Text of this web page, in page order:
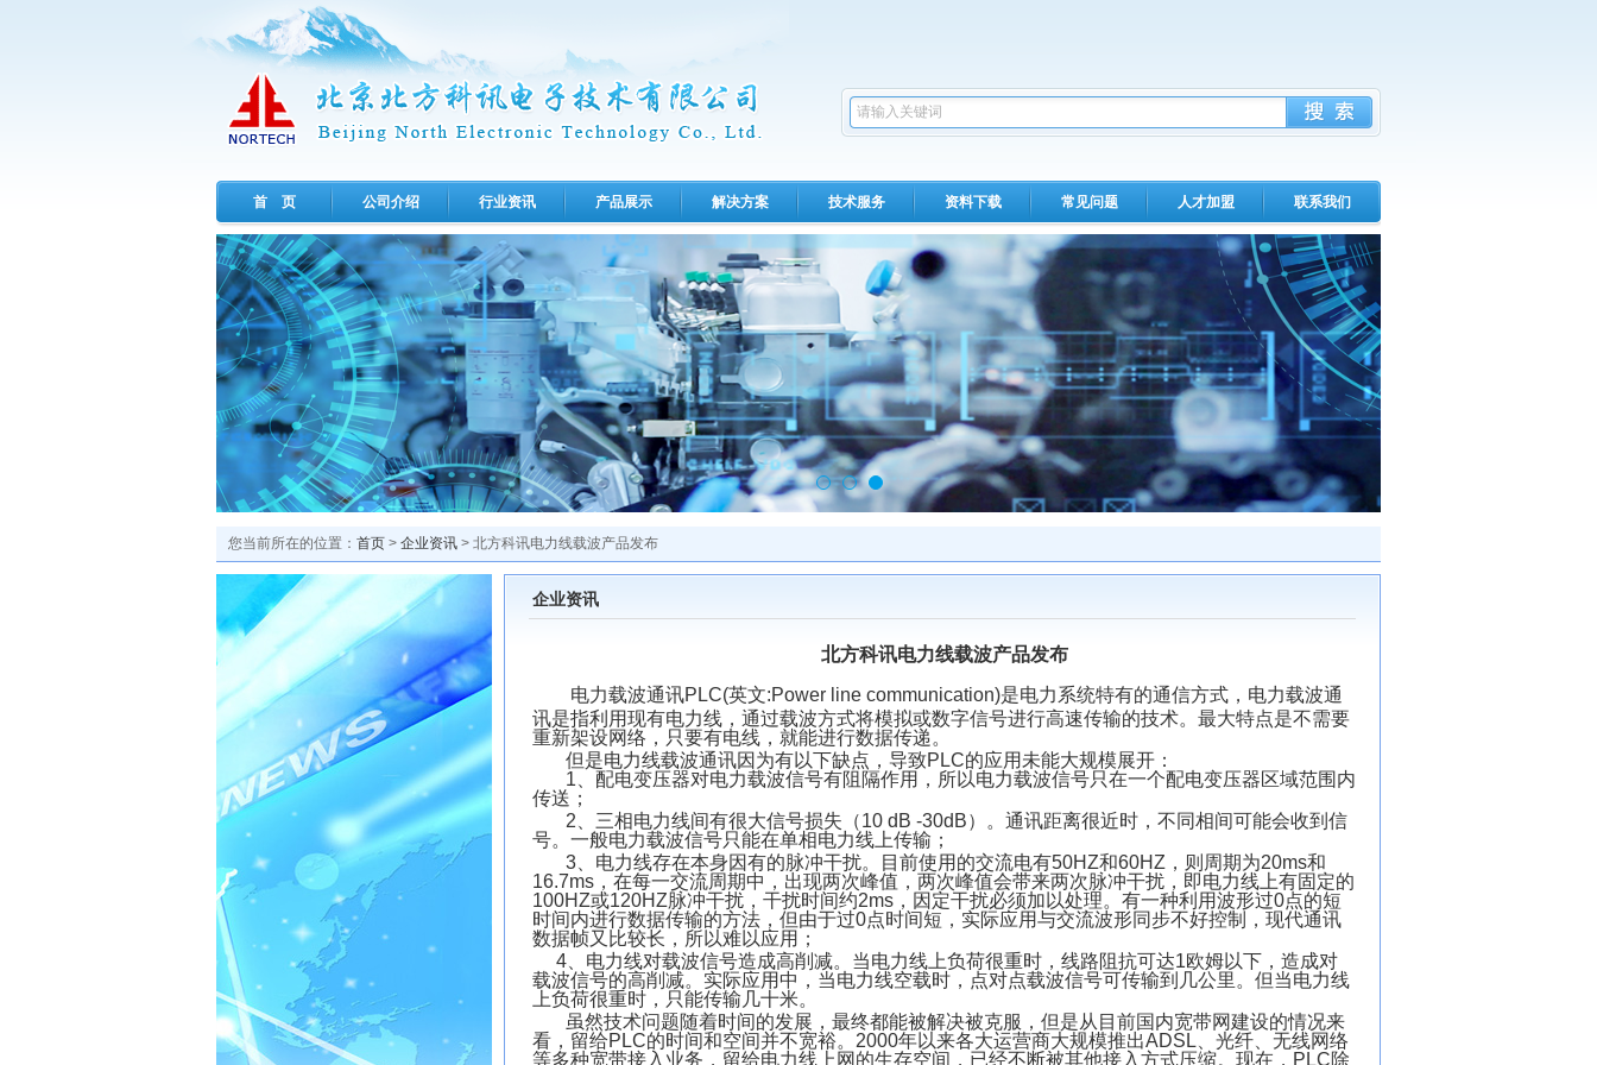
首 页 公司介绍 行业资讯 产品展示 解决方案 技术服务 资料下载 常见问题 人才加盟 联系我们
您当前所在的位置： 首页 > 企业资讯 > 北方科讯电力线载波产品发布
企业资讯
北方科讯电力线载波产品发布
电力载波通讯PLC(英文:Power line communication)是电力系统特有的通信方式，电力载波通
讯是指利用现有电力线，通过载波方式将模拟或数字信号进行高速传输的技术。最大特点是不需要
重新架设网络，只要有电线，就能进行数据传递。
但是电力线载波通讯因为有以下缺点，导致PLC的应用未能大规模展开：
1、配电变压器对电力载波信号有阻隔作用，所以电力载波信号只在一个配电变压器区域范围内
传送；
2、三相电力线间有很大信号损失（10 dB -30dB）。通讯距离很近时，不同相间可能会收到信
号。一般电力载波信号只能在单相电力线上传输；
3、电力线存在本身因有的脉冲干扰。目前使用的交流电有50HZ和60HZ，则周期为20ms和
16.7ms，在每一交流周期中，出现两次峰值，两次峰值会带来两次脉冲干扰，即电力线上有固定的
100HZ或120HZ脉冲干扰，干扰时间约2ms，因定干扰必须加以处理。有一种利用波形过0点的短
时间内进行数据传输的方法，但由于过0点时间短，实际应用与交流波形同步不好控制，现代通讯
数据帧又比较长，所以难以应用；
4、电力线对载波信号造成高削减。当电力线上负荷很重时，线路阻抗可达1欧姆以下，造成对
载波信号的高削减。实际应用中，当电力线空载时，点对点载波信号可传输到几公里。但当电力线
上负荷很重时，只能传输几十米。
虽然技术问题随着时间的发展，最终都能被解决被克服，但是从目前国内宽带网建设的情况来
看，留给PLC的时间和空间并不宽裕。2000年以来各大运营商大规模推出ADSL、光纤、无线网络
等多种宽带接入业务，留给电力线上网的生存空间，已经不断被其他接入方式压缩。现在，PLC除